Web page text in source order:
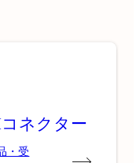
ネクター
・受